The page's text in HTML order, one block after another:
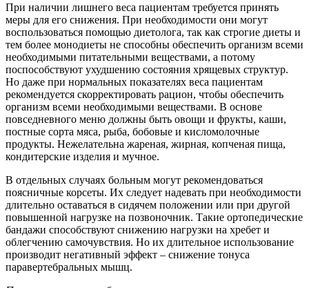
При наличии лишнего веса пациентам требуется принять
меры для его снижения. При необходимости они могут
воспользоваться помощью диетолога, так как строгие диеты и
тем более монодиеты не способны обеспечить организм всеми
необходимыми питательными веществами, а потому
поспособствуют ухудшению состояния хрящевых структур.
Но даже при нормальных показателях веса пациентам
рекомендуется скорректировать рацион, чтобы обеспечить
организм всеми необходимыми веществами. В основе
повседневного меню должны быть овощи и фрукты, каши,
постные сорта мяса, рыба, бобовые и кисломолочные
продукты. Нежелательна жареная, жирная, копченая пища,
кондитерские изделия и мучное.
В отдельных случаях больным могут рекомендоваться
поясничные корсеты. Их следует надевать при необходимости
длительно оставаться в сидячем положении или при другой
повышенной нагрузке на позвоночник. Такие ортопедические
бандажи способствуют снижению нагрузки на хребет и
облегчению самочувствия. Но их длительное использование
производит негативный эффект – снижение тонуса
паравертебральных мышц.